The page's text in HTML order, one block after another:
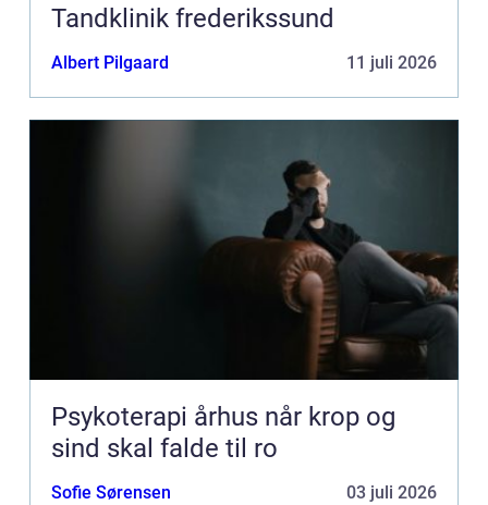
Tandklinik frederikssund
Albert Pilgaard 11 juli 2026
Psykoterapi århus når krop og
sind skal falde til ro
Sofie Sørensen 03 juli 2026